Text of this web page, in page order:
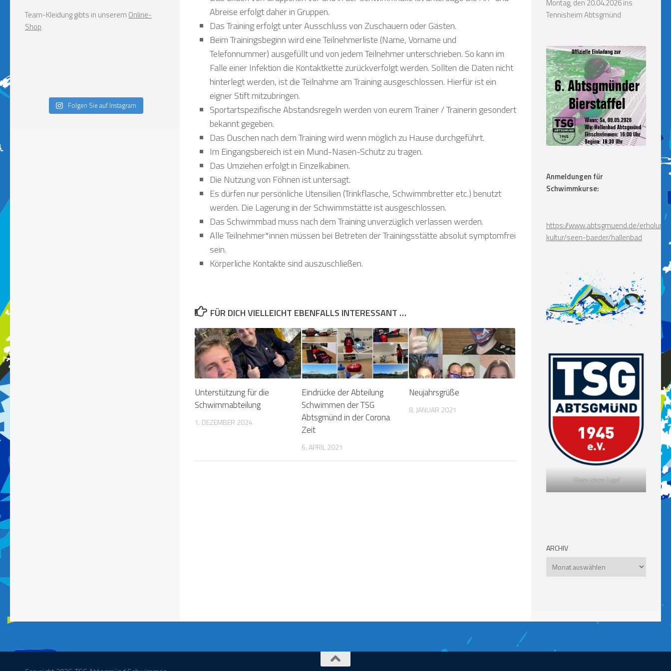
Abreise erfolgt daher in Gruppen.
Das Training erfolgt unter Ausschluss von Zuschauern oder Gästen.
Beim Trainingsbeginn wird eine Teilnehmerliste (Name, Vorname und
Telefonnummer) ausgefüllt und von jedem Teilnehmer unterschrieben. So kann im
Falle einer Infektion die Kontaktkette zurückverfolgt werden. Sollten die Daten nicht
hinterlegt werden, ist die Teilnahme am Training ausgeschlossen. Hierfür ist ein
eigner Stift mitzubringen.
Sportartspezifische Abstandsregeln werden von eurem Trainer / Trainerin gesondert
bekannt gegeben.
Das Duschen nach dem Training wird wenn möglich zu Hause durchgeführt.
Im Eingangsbereich ist ein Mund-Nasen-Schutz zu tragen.
Das Umziehen erfolgt in Einzelkabinen.
Die Nutzung von Föhnen ist untersagt.
Es dürfen nur persönliche Utensilien (Trinkflasche, Schwimmbretter etc.) benutzt
werden. Die Lagerung in der Schwimmstätte ist ausgeschlossen.
Das Schwimmbad muss nach dem Training unverzüglich verlassen werden.
Alle Teilnehmer*innen müssen bei Betreten der Trainingsstätte absolut symptomfrei
sein.
Körperliche Kontakte sind auszuschließen.
FÜR DICH VIELLEICHT EBENFALLS INTERESSANT …
Unterstützung für die
Schwimmabteilung
1. DEZEMBER 2024
Eindrücke der Abteilung
Schwimmen der TSG
Abtsgmünd in der Corona
Zeit
6. APRIL 2021
Neujahrsgrüße
8. JANUAR 2021
Team-Kleidung gibts in unserem Online-
Shop
Folgen Sie auf Instagram
Montag, den 20.04.2026 ins
Tennisheim Abtsgmünd
Anmeldungen für
Schwimmkurse:
https://www.abtsgmuend.de/erholung-
kultur/seen-baeder/hallenbad
Unser neues Logo!
ARCHIV
Archiv